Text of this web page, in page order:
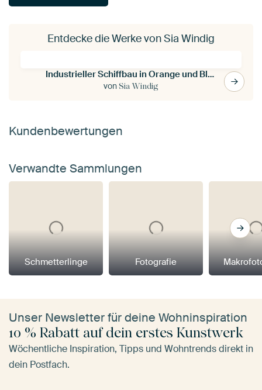
Entdecke die Werke von Sia Windig
Industrieller Schiffbau in Orange und Blau
vonSia Windig
Kundenbewertungen
Verwandte Sammlungen
Schmetterlinge Fotografie
Unser Newsletter für deine Wohninspiration
10 % Rabatt auf dein erstes Kunstwerk
Wöchentliche Inspiration, Tipps und Wohntrends direkt in
dein Postfach.